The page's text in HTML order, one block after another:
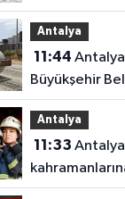
Antalya
11:44
Büyükşehir
düğmeye
Antalya’da eş
çalışma
Antalya
11:33
sorular